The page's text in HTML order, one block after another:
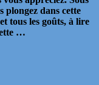
plongez dans cette
tous les goûts, à lire
…